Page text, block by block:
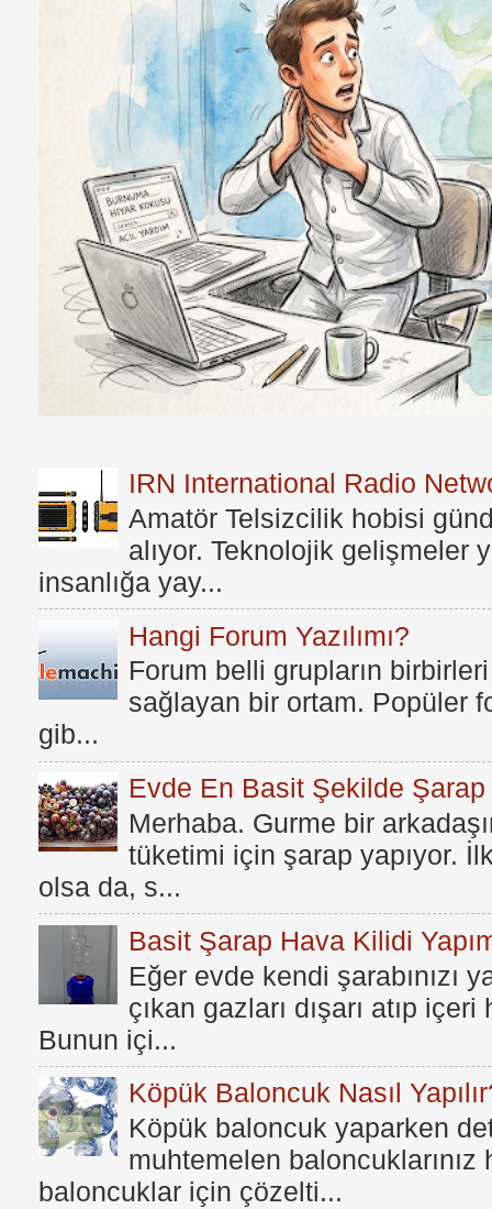
IRN International Radio
Amatör Telsizcilik hobisi
alıyor. Teknolojik gelişmeler
insanlığa yay...
Hangi Forum Yazılımı?
Forum belli grupların
sağlayan bir ortam. Popüler
gib...
Evde En Basit Şekilde Şarap
Merhaba. Gurme bir
tüketimi için şarap yapıyor.
olsa da, s...
Basit Şarap Hava Kilidi
Eğer evde kendi şarabınızı
çıkan gazları dışarı atıp
Bunun içi...
Köpük Baloncuk Nasıl
Köpük baloncuk yaparken
muhtemelen baloncuklarınız
baloncuklar için çözelti...